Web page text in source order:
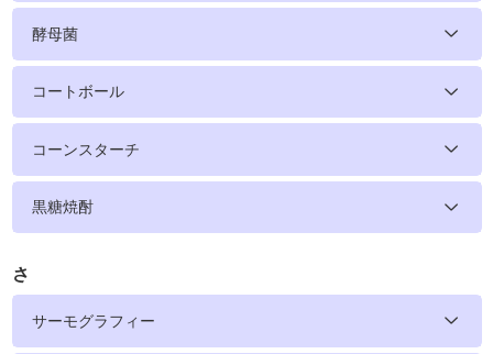
酵母菌
コートボール
コーンスターチ
黒糖焼酎
さ
サーモグラフィー